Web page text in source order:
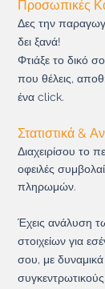
Προσωπικές
Δες την
δει ξανά!
Φτιάξε το δικό
που θέλεις,
ένα click.
Στατιστικά &
Διαχειρίσου το
οφειλές
πληρωμών.
Έχεις ανάλυση
στοιχείων για
σου, με